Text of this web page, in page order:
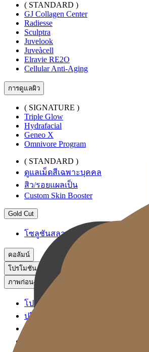
( STANDARD )
GJ Collagen Center
Radiesse
Sculptra
Juvelook
Juveàcell
Elravie RE2O
Cellular Anti-Aging
การดูแลผิว
( SIGNATURE )
Triple Glow
Hydrafacial
Geneo X
Omnivore Program
( STANDARD )
ดูแลเม็ดสีเฉพาะบุคคล
สิว/รอยแผลเป็น
Custom Skin Booster
Gold Cut
โซลูชันสลายไขมันระดับพรีเมียม
คอลัมน์
โปรโมชัน
ภาพก่อน-หลัง
โปรโมชัน
ปรึกษาผ่าน KakaoTalk